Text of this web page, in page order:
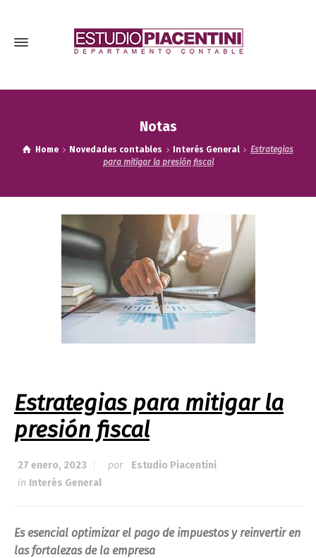
Notas
Home Novedades contables Interés General
Estrategias
para mitigar la presión fiscal
Estrategias para mitigar la
presión fiscal
27 enero, 2023 por
Estudio Piacentini
in Interés General
Es esencial optimizar el pago de impuestos y reinvertir en
las fortalezas de la empresa